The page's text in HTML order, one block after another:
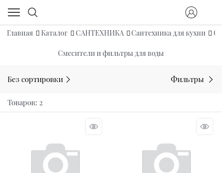
Главная Каталог САНТЕХНИКА Сантехника для кухни
Смесители и фильтры для воды
Без сортировки Фильтры
Товаров: 2